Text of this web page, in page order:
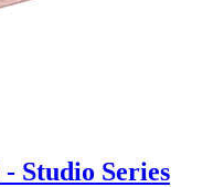
Studio Series